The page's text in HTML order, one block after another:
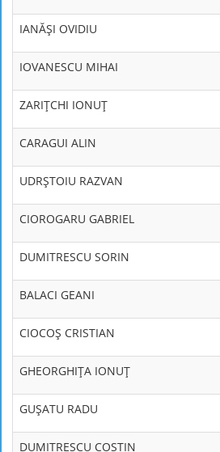
IANĂŞI OVIDIU
IOVANESCU MIHAI
ZARIŢCHI IONUŢ
CARAGUI ALIN
UDRŞTOIU RAZVAN
CIOROGARU GABRIEL
DUMITRESCU SORIN
BALACI GEANI
CIOCOŞ CRISTIAN
GHEORGHIŢA IONUŢ
GUŞATU RADU
DUMITRESCU COSTIN